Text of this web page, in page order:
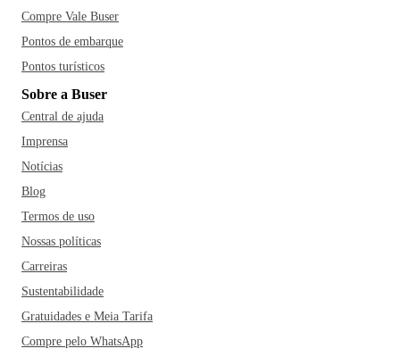
Compre Vale Buser
Pontos de embarque
Pontos turísticos
Sobre a Buser
Central de ajuda
Imprensa
Notícias
Blog
Termos de uso
Nossas políticas
Carreiras
Sustentabilidade
Gratuidades e Meia Tarifa
Compre pelo WhatsApp